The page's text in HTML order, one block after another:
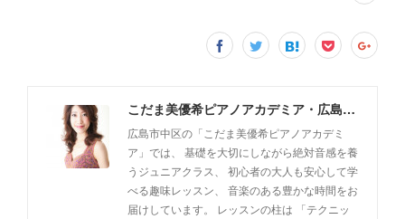
こだま美優希ピアノアカデミア・広島市中区
広島市中区の「こだま美優希ピアノアカデミ
ア」では、 基礎を大切にしながら絶対音感を養
うジュニアクラス、 初心者の大人も安心して学
べる趣味レッスン、 音楽のある豊かな時間をお
届けしています。 レッスンの柱は 「テクニッ